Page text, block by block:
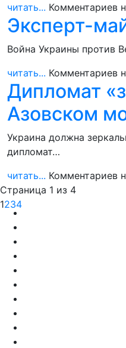
читать... Комментариев
Эксперт-
Война Украины против
читать... Комментариев
Дипломат
Азовском
Украина должна
дипломат…
читать... Комментариев
Страница 1 из 4
1234